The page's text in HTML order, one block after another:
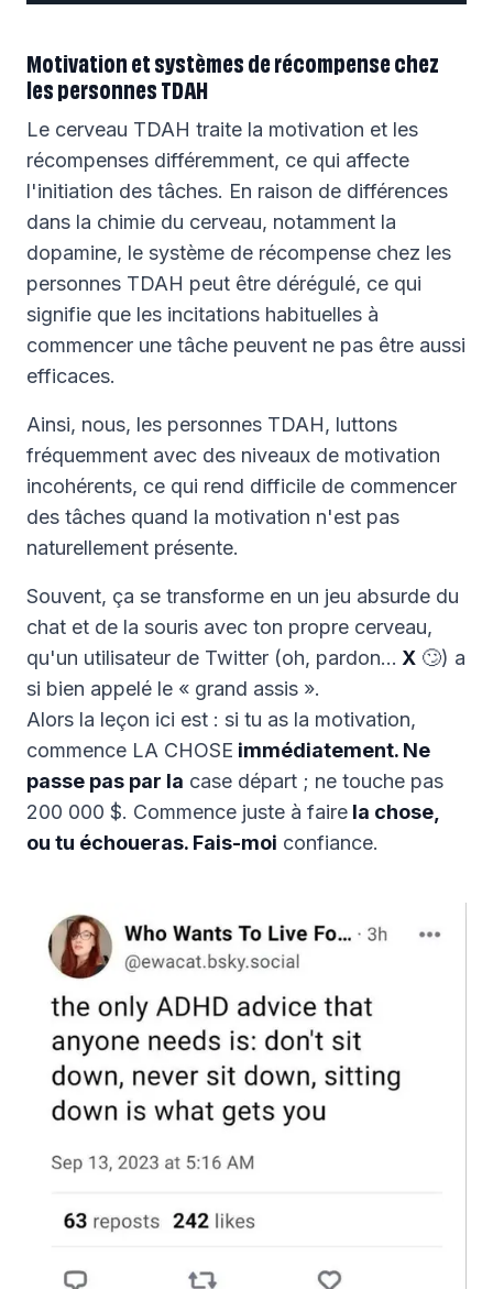
Motivation et systèmes de récompense chez
les personnes TDAH
Le cerveau TDAH traite la motivation et les
récompenses différemment, ce qui affecte
l'initiation des tâches. En raison de différences
dans la chimie du cerveau, notamment la
dopamine, le système de récompense chez les
personnes TDAH peut être dérégulé, ce qui
signifie que les incitations habituelles à
commencer une tâche peuvent ne pas être aussi
efficaces.
Ainsi, nous, les personnes TDAH, luttons
fréquemment avec des niveaux de motivation
incohérents, ce qui rend difficile de commencer
des tâches quand la motivation n'est pas
naturellement présente.
Souvent, ça se transforme en un jeu absurde du
chat et de la souris avec ton propre cerveau,
qu'un utilisateur de Twitter (oh, pardon… X 🙄) a
si bien appelé le « grand assis ».
Alors la leçon ici est : si tu as la motivation,
commence LA CHOSE immédiatement. Ne
passe pas par la case départ ; ne touche pas
200 000 $. Commence juste à faire la chose,
ou tu échoueras. Fais-moi confiance.